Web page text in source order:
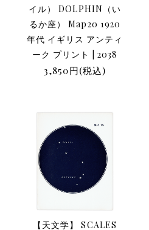
イル） DOLPHIN（い
るか座） Map20 1920
年代 イギリス アンティ
ーク プリント | 2038
3,850円(税込)
【天文学】 SCALES